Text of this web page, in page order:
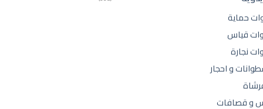
حماية
قياس
نجارة
و احجار
و قصافات